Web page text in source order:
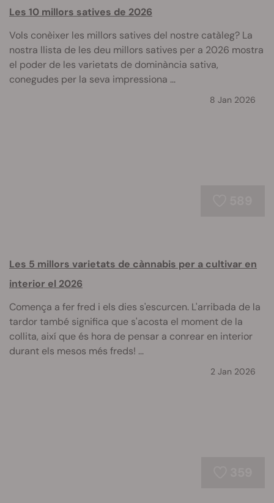
Les 10 millors satives de 2026
Vols conèixer les millors satives del nostre catàleg? La
nostra llista de les deu millors satives per a 2026 mostra
el poder de les varietats de dominància sativa,
conegudes per la seva impressiona ...
8 Jan 2026
Les 5 millors varietats de cànnabis per a cultivar en
interior el 2026
Comença a fer fred i els dies s'escurcen. L'arribada de la
tardor també significa que s'acosta el moment de la
collita, així que és hora de pensar a conrear en interior
durant els mesos més freds! ...
2 Jan 2026